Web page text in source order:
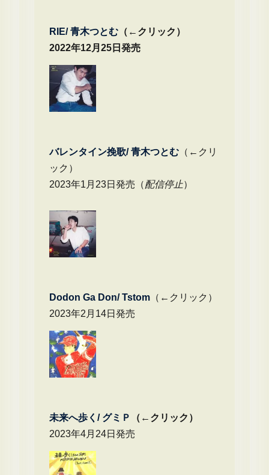
RIE/ 青木つとむ（←クリック）
2022年12月25日発売
バレンタイン挽歌/ 青木つとむ（←クリ
ック）
2023年1月23日発売（配信停止）
Dodon Ga Don/ Tstom（←クリック）
2023年2月14日発売
未来へ歩く/ グミＰ
（←クリック）
2023年4月24日発売